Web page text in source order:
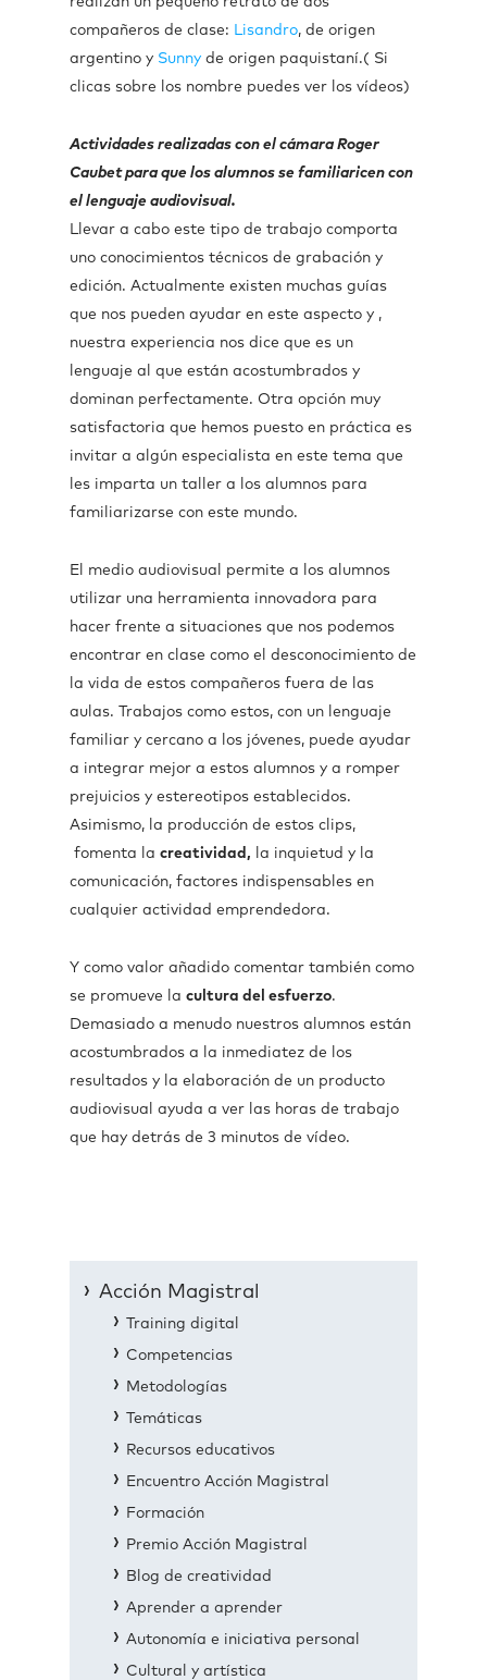
compañeros de clase: Lisandro, de origen
argentino y Sunny de origen paquistaní.( Si
clicas sobre los nombre puedes ver los vídeos)
Actividades realizadas con el cámara Roger
Caubet para que los alumnos se familiaricen con
el lenguaje audiovisual.
Llevar a cabo este tipo de trabajo comporta
uno conocimientos técnicos de grabación y
edición. Actualmente existen muchas guías
que nos pueden ayudar en este aspecto y ,
nuestra experiencia nos dice que es un
lenguaje al que están acostumbrados y
dominan perfectamente. Otra opción muy
satisfactoria que hemos puesto en práctica es
invitar a algún especialista en este tema que
les imparta un taller a los alumnos para
familiarizarse con este mundo.
El medio audiovisual permite a los alumnos
utilizar una herramienta innovadora para
hacer frente a situaciones que nos podemos
encontrar en clase como el desconocimiento de
la vida de estos compañeros fuera de las
aulas. Trabajos como estos, con un lenguaje
familiar y cercano a los jóvenes, puede ayudar
a integrar mejor a estos alumnos y a romper
prejuicios y estereotipos establecidos.
Asimismo, la producción de estos clips,
fomenta la creatividad, la inquietud y la
comunicación, factores indispensables en
cualquier actividad emprendedora.
Y como valor añadido comentar también como
se promueve la cultura del esfuerzo.
Demasiado a menudo nuestros alumnos están
acostumbrados a la inmediatez de los
resultados y la elaboración de un producto
audiovisual ayuda a ver las horas de trabajo
que hay detrás de 3 minutos de vídeo.
Acción Magistral
Training digital
Competencias
Metodologías
Temáticas
Recursos educativos
Encuentro Acción Magistral
Formación
Premio Acción Magistral
Blog de creatividad
Aprender a aprender
Autonomía e iniciativa personal
Cultural y artística